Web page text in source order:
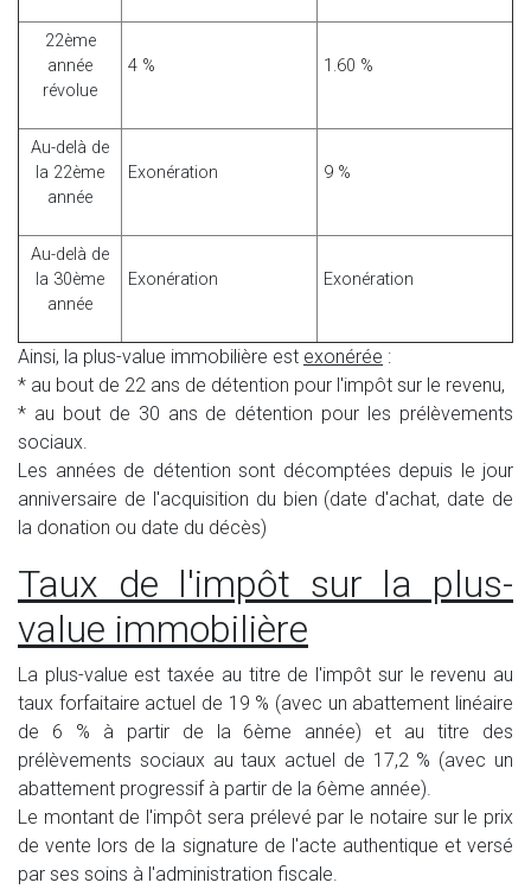
22ème
année
révolue
4 % 1.60 %
Au-delà de
la 22ème
année
Exonération 9 %
Au-delà de
la 30ème
année
Exonération Exonération
Ainsi, la plus-value immobilière est exonérée :
* au bout de 22 ans de détention pour l'impôt sur le revenu,
* au bout de 30 ans de détention pour les prélèvements
sociaux.
Les années de détention sont décomptées depuis le jour
anniversaire de l'acquisition du bien (date d'achat, date de
la donation ou date du décès)
Taux de l'impôt sur la plus-
value immobilière
La plus-value est taxée au titre de l'impôt sur le revenu au
taux forfaitaire actuel de 19 % (avec un abattement linéaire
de 6 % à partir de la 6ème année) et au titre des
prélèvements sociaux au taux actuel de 17,2 % (avec un
abattement progressif à partir de la 6ème année).
Le montant de l'impôt sera prélevé par le notaire sur le prix
de vente lors de la signature de l'acte authentique et versé
par ses soins à l'administration fiscale.